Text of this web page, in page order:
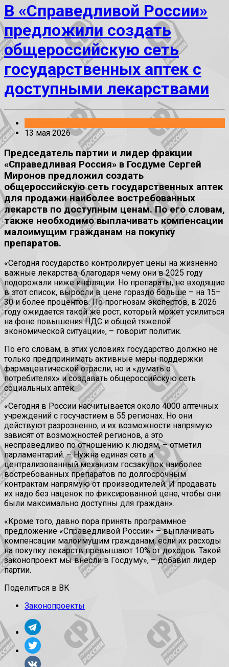
В «Справедливой России»
предложили создать
общероссийскую сеть
государственных аптек с
доступными лекарствами
13 мая 2026
Председатель партии и лидер фракции
«Справедливая Россия» в Госдуме Сергей
Миронов предложил создать
общероссийскую сеть государственных аптек
для продажи наиболее востребованных
лекарств по доступным ценам. По его словам,
также необходимо выплачивать компенсации
малоимущим гражданам на покупку
препаратов.
«Сегодня государство контролирует цены на жизненно
важные лекарства, благодаря чему они в 2025 году
подорожали ниже инфляции. Но препараты, не входящие
в этот список, выросли в цене гораздо больше – на 15–
30 и более процентов. По прогнозам экспертов, в 2026
году ожидается такой же рост, который может усилиться
на фоне повышения НДС и общей тяжелой
экономической ситуации», – говорит политик.
По его словам, в этих условиях государство должно не
только предпринимать активные меры поддержки
фармацевтической отрасли, но и «думать о
потребителях» и создавать общероссийскую сеть
социальных аптек.
«Сегодня в России насчитывается около 4000 аптечных
учреждений с госучастием в 55 регионах. Но они
действуют разрозненно, и их возможности напрямую
зависят от возможностей регионов, а это
несправедливо по отношению к людям, – отметил
парламентарий. – Нужна единая сеть и
централизованный механизм госзакупок наиболее
востребованных препаратов по долгосрочным
контрактам напрямую от производителей. И продавать
их надо без наценок по фиксированной цене, чтобы они
были максимально доступны для граждан».
«Кроме того, давно пора принять программное
предложение «Справедливой России» – выплачивать
компенсации малоимущим гражданам, если их расходы
на покупку лекарств превышают 10% от доходов. Такой
законопроект мы внесли в Госдуму», – добавил лидер
партии.
Поделиться в ВК
Законопроекты